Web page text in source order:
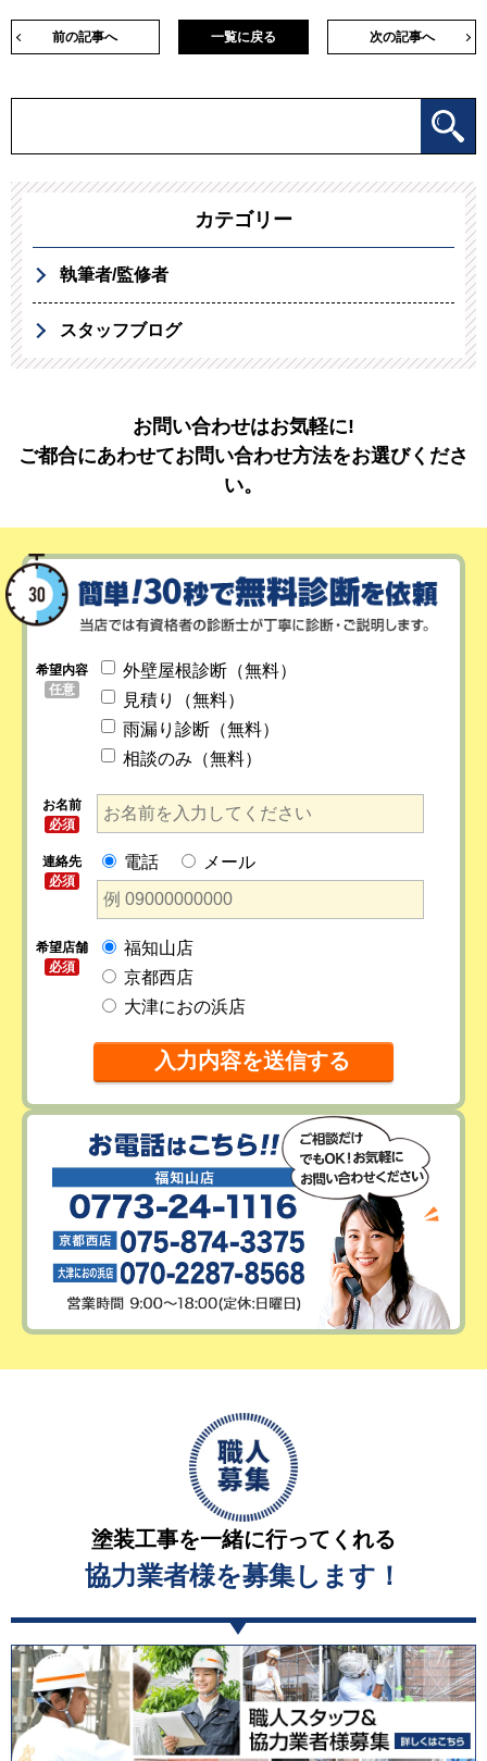
前の記事へ 次の記事へ
一覧に戻る
カテゴリー
執筆者/監修者
スタッフブログ
お問い合わせはお気軽に!
ご都合にあわせてお問い合わせ方法をお選びくださ
い。
希望内容
任意
外壁屋根診断（無料）
見積り（無料）
雨漏り診断（無料）
相談のみ（無料）
お名前
必須
連絡先
必須
電話 メール
希望店舗
必須
福知山店
京都西店
大津におの浜店
塗装工事を一緒に行ってくれる
協力業者様を募集します！